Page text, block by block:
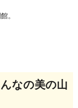
。
なの美の山